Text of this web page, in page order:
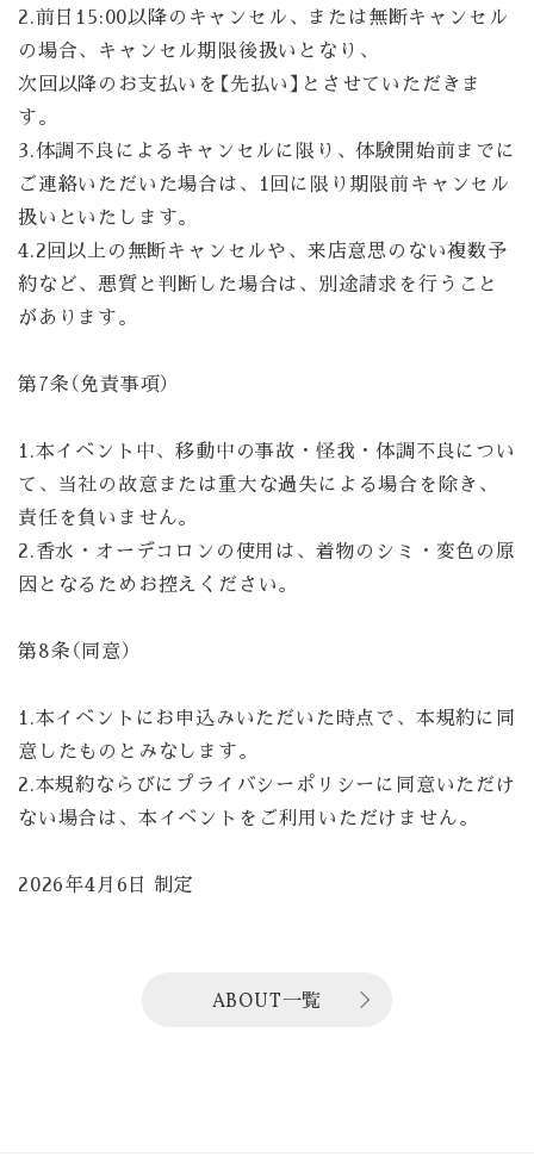
2.前日15:00以降のキャンセル、または無断キャンセル
の場合、キャンセル期限後扱いとなり、
次回以降のお支払いを【先払い】とさせていただきま
す。
3.体調不良によるキャンセルに限り、体験開始前までに
ご連絡いただいた場合は、1回に限り期限前キャンセル
扱いといたします。
4.2回以上の無断キャンセルや、来店意思のない複数予
約など、悪質と判断した場合は、別途請求を行うこと
があります。
第7条（免責事項）
1.本イベント中、移動中の事故・怪我・体調不良につい
て、当社の故意または重大な過失による場合を除き、
責任を負いません。
2.香水・オーデコロンの使用は、着物のシミ・変色の原
因となるためお控えください。
第8条（同意）
1.本イベントにお申込みいただいた時点で、本規約に同
意したものとみなします。
2.本規約ならびにプライバシーポリシーに同意いただけ
ない場合は、本イベントをご利用いただけません。
2026年4月6日 制定
ABOUT一覧